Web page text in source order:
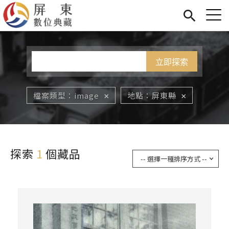
展覽
關於我們
Jump to Main content
您在這裡
檔案類型 image 地點 屏東縣
探索 1 個藏品